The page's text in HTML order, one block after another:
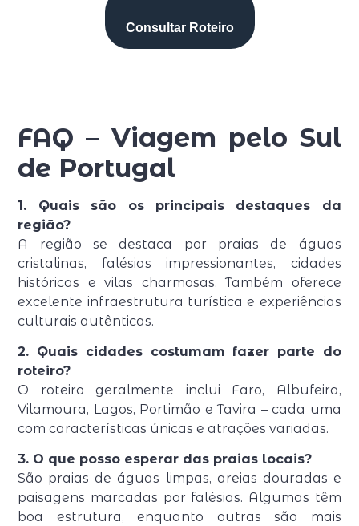
Consultar Roteiro
FAQ – Viagem pelo Sul
de Portugal
1. Quais são os principais destaques da
região?
A região se destaca por praias de águas
cristalinas, falésias impressionantes, cidades
históricas e vilas charmosas. Também oferece
excelente infraestrutura turística e experiências
culturais autênticas.
2. Quais cidades costumam fazer parte do
roteiro?
O roteiro geralmente inclui Faro, Albufeira,
Vilamoura, Lagos, Portimão e Tavira – cada uma
com características únicas e atrações variadas.
3. O que posso esperar das praias locais?
São praias de águas limpas, areias douradas e
paisagens marcadas por falésias. Algumas têm
boa estrutura, enquanto outras são mais